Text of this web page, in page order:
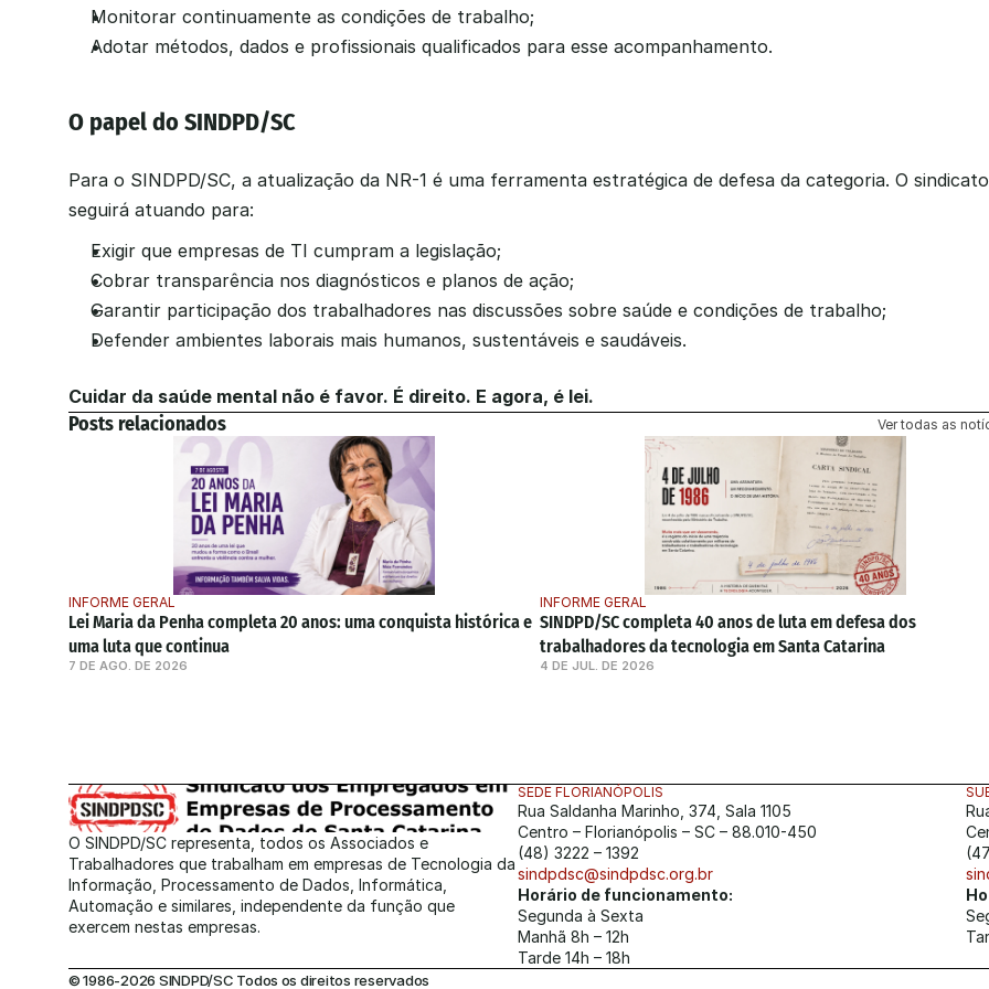
Monitorar continuamente as condições de trabalho;
Adotar métodos, dados e profissionais qualificados para esse acompanhamento.
O papel do SINDPD/SC
Para o SINDPD/SC, a atualização da NR-1 é uma ferramenta estratégica de defesa da categoria. O sindicato
seguirá atuando para:
Exigir que empresas de TI cumpram a legislação;
Cobrar transparência nos diagnósticos e planos de ação;
Garantir participação dos trabalhadores nas discussões sobre saúde e condições de trabalho;
Defender ambientes laborais mais humanos, sustentáveis e saudáveis.
Cuidar da saúde mental não é favor. É direito. E agora, é lei.
Posts relacionados Ver todas as
INFORME GERAL
Lei Maria da Penha completa 20 anos: uma conquista histórica e
uma luta que continua
7 DE AGO. DE 2026
INFORME GERAL
SINDPD/SC completa 40 anos de luta em defesa dos
trabalhadores da tecnologia em Santa Catarina
4 DE JUL. DE 2026
O SINDPD/SC representa, todos os Associados e
Trabalhadores que trabalham em empresas de Tecnologia da
Informação, Processamento de Dados, Informática,
Automação e similares, independente da função que
exercem nestas empresas.
SEDE FLORIANÓPOLIS
Rua Saldanha Marinho, 374, Sala 1105
Centro – Florianópolis – SC – 88.010-450
(48) 3222 – 1392
sindpdsc@sindpdsc.org.br
Horário de funcionamento:
Segunda à Sexta
Manhã 8h – 12h
Tarde 14h – 18h
© 1986-2026 SINDPD/SC Todos os direitos reservados